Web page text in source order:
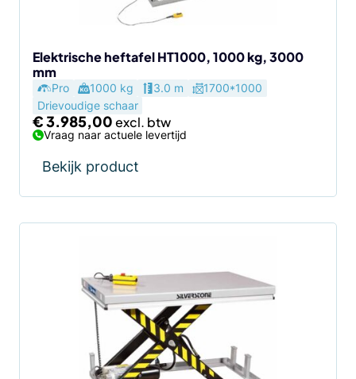
Elektrische heftafel HT1000, 1000 kg, 3000
mm
Pro 1000 kg 3.0 m
1700*1000
Drievoudige schaar
€3.985,00
Vraag naar actuele levertijd
Bekijk product